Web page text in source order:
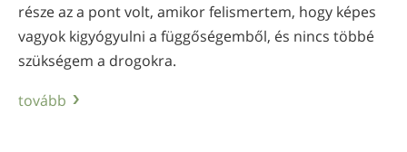
része az a pont volt, amikor felismertem, hogy képes
vagyok kigyógyulni a függőségemből, és nincs többé
szükségem a drogokra.
tovább